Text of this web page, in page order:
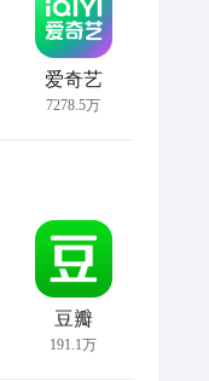
爱奇艺
7278.5万
豆瓣
191.1万